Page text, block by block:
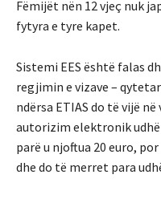
Fëmijët nën 12 vjeç nuk
fytyra e tyre kapet.
Sistemi EES është falas
regjimin e vizave –
ndërsa ETIAS do të vijë
autorizim elektronik
parë u njoftua 20 euro,
dhe do të merret para